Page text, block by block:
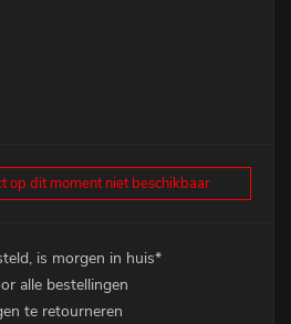
op dit moment niet beschikbaar
is morgen in huis*
alle bestellingen
te retourneren